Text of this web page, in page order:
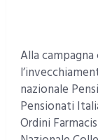
Alla
nazionale
Pensionati
Ordini